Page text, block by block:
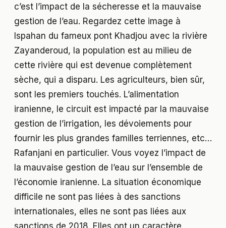
c’est l’impact de la sécheresse et la mauvaise
gestion de l’eau. Regardez cette image à
Ispahan du fameux pont Khadjou avec la rivière
Zayanderoud, la population est au milieu de
cette rivière qui est devenue complètement
sèche, qui a disparu. Les agriculteurs, bien sûr,
sont les premiers touchés. L’alimentation
iranienne, le circuit est impacté par la mauvaise
gestion de l’irrigation, les dévoiements pour
fournir les plus grandes familles terriennes, etc…
Rafanjani en particulier. Vous voyez l’impact de
la mauvaise gestion de l’eau sur l’ensemble de
l’économie iranienne. La situation économique
difficile ne sont pas liées à des sanctions
internationales, elles ne sont pas liées aux